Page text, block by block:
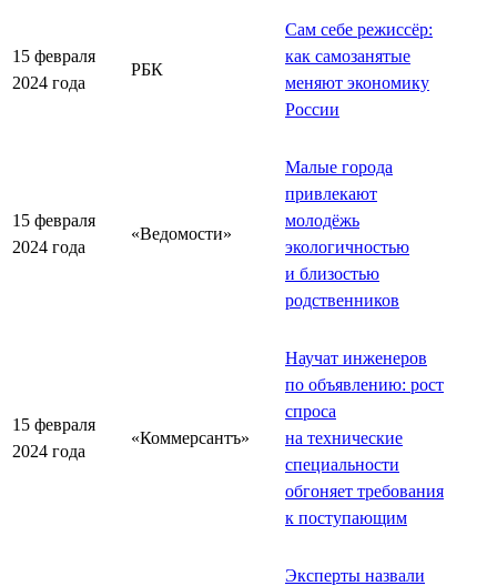
15 февраля
2024 года
РБК
Сам себе режиссёр:
как самозанятые
меняют экономику
России
15 февраля
2024 года
«Ведомости»
Малые города
привлекают
молодёжь
экологичностью
и близостью
родственников
15 февраля
2024 года
«Коммерсантъ»
Научат инженеров
по объявлению: рост
спроса
на технические
специальности
обгоняет требования
к поступающим
Эксперты назвали